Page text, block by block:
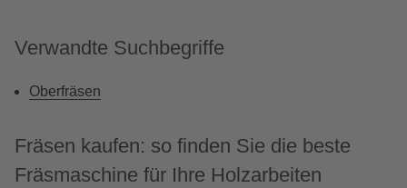
Verwandte Suchbegriffe
Oberfräsen
Fräsen kaufen: so finden Sie die beste
Fräsmaschine für Ihre Holzarbeiten